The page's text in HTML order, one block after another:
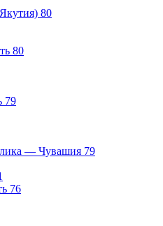
80
80
79
— Чувашия 79
76